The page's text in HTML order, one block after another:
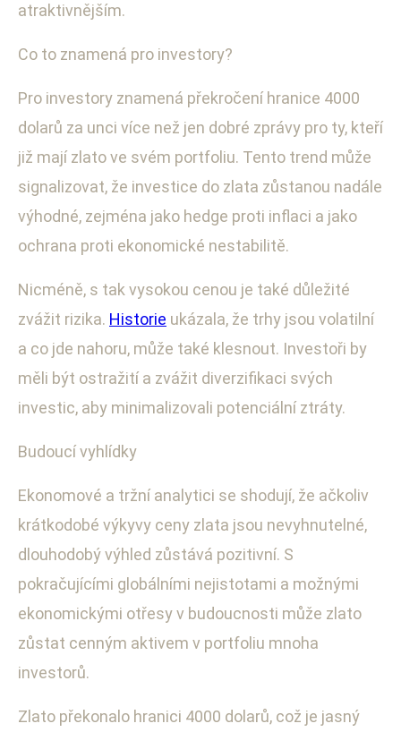
atraktivnějším.
Co to znamená pro investory?
Pro investory znamená překročení hranice 4000
dolarů za unci více než jen dobré zprávy pro ty, kteří
již mají zlato ve svém portfoliu. Tento trend může
signalizovat, že investice do zlata zůstanou nadále
výhodné, zejména jako hedge proti inflaci a jako
ochrana proti ekonomické nestabilitě.
Nicméně, s tak vysokou cenou je také důležité
zvážit rizika. Historie ukázala, že trhy jsou volatilní
a co jde nahoru, může také klesnout. Investoři by
měli být ostražití a zvážit diverzifikaci svých
investic, aby minimalizovali potenciální ztráty.
Budoucí vyhlídky
Ekonomové a tržní analytici se shodují, že ačkoliv
krátkodobé výkyvy ceny zlata jsou nevyhnutelné,
dlouhodobý výhled zůstává pozitivní. S
pokračujícími globálními nejistotami a možnými
ekonomickými otřesy v budoucnosti může zlato
zůstat cenným aktivem v portfoliu mnoha
investorů.
Zlato překonalo hranici 4000 dolarů, což je jasný